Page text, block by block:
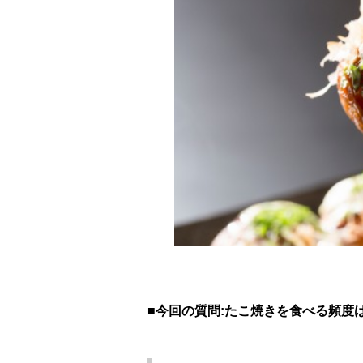
■今回の質問:たこ焼きを食べる頻度